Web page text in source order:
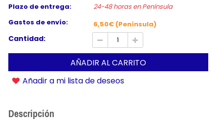
Plazo de entrega:
24-48 horas en Península
Gastos de envío:
6,50€ (Península)
Cantidad:
AÑADIR AL CARRITO
Añadir a mi lista de deseos
Descripción